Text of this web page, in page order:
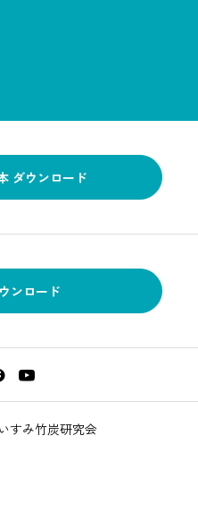
ダウンロード
ンロード
すみ竹炭研究会